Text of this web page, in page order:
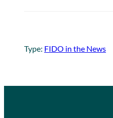
Type: FIDO in the News